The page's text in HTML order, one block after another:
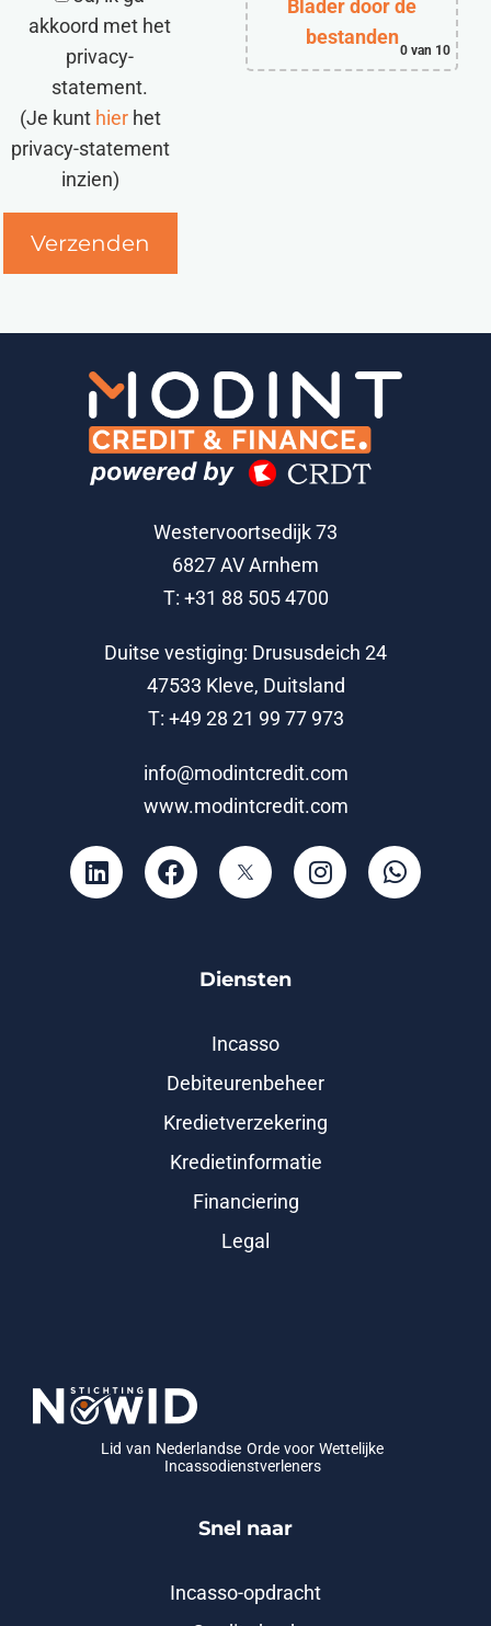
Blader door de
bestanden
0 van 10
akkoord met het
privacy-
statement.
(Je kunt hierhet
privacy-statement
inzien)
Westervoortsedijk 73
6827 AV Arnhem
T: +31 88 505 4700
Duitse vestiging: Drususdeich 24
47533 Kleve, Duitsland
T: +49 28 21 99 77 973
info@modintcredit.com
www.modintcredit.com
Diensten
Incasso
Debiteurenbeheer
Kredietverzekering
Kredietinformatie
Financiering
Legal
Lid van Nederlandse Orde voor Wettelijke
Incassodienstverleners
Snel naar
Incasso-opdracht